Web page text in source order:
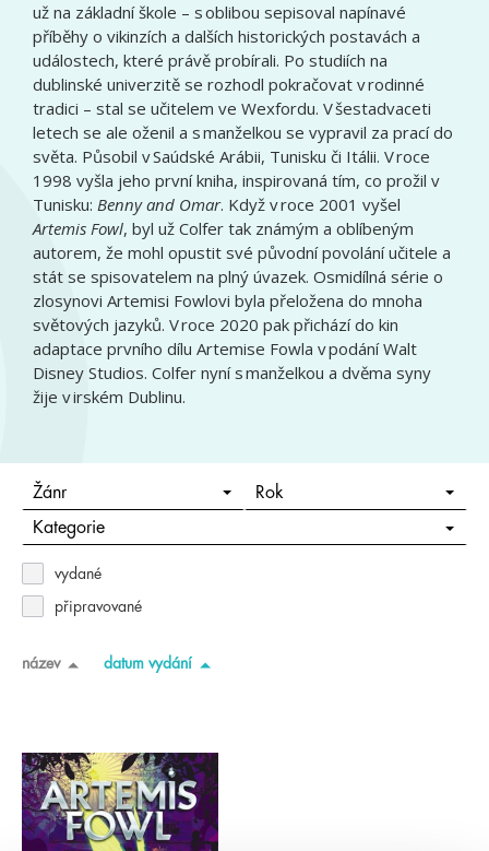
už na základní škole – s oblibou sepisoval napínavé
příběhy o vikinzích a dalších historických postavách a
událostech, které právě probírali. Po studiích na
dublinské univerzitě se rozhodl pokračovat v rodinné
tradici – stal se učitelem ve Wexfordu. V šestadvaceti
letech se ale oženil a s manželkou se vypravil za prací do
světa. Působil v Saúdské Arábii, Tunisku či Itálii. V roce
1998 vyšla jeho první kniha, inspirovaná tím, co prožil v
Tunisku: Benny and Omar. Když v roce 2001 vyšel
Artemis Fowl, byl už Colfer tak známým a oblíbeným
autorem, že mohl opustit své původní povolání učitele a
stát se spisovatelem na plný úvazek. Osmidílná série o
zlosynovi Artemisi Fowlovi byla přeložena do mnoha
světových jazyků. V roce 2020 pak přichází do kin
adaptace prvního dílu Artemise Fowla v podání Walt
Disney Studios. Colfer nyní s manželkou a dvěma syny
žije v irském Dublinu.
Žánr Rok
Kategorie
vydané
připravované
název datum vydání